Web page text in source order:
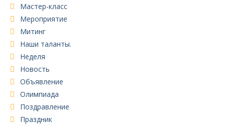
Мастер-класс
Мероприятие
Митинг
Наши таланты.
Неделя
Новость
Объявление
Олимпиада
Поздравление
Праздник